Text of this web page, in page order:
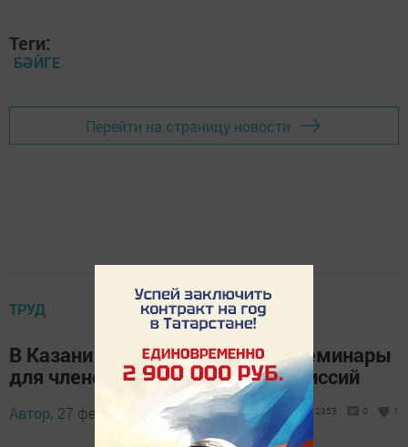
Теги:
БӘЙГЕ
Перейти на страницу новости
ТРУД
В Казани пройдут обучающие семинары
для членов избирательных комиссий
Автор, 27 февраль 2018 - 16:08 2353 0 1